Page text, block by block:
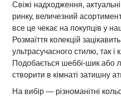
Свіжі надходження,
ринку, величезний
все це чекає на покупців у
Розмаїття колекцій
ультрасучасного стилю, так і
Подобається шеббі-шик
створити в кімнаті затишну
На вибір — різноманітні